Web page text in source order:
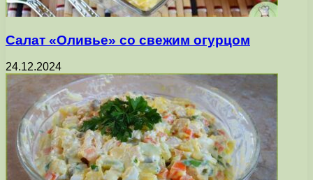
Салат «Оливье» со свежим огурцом
24.12.2024